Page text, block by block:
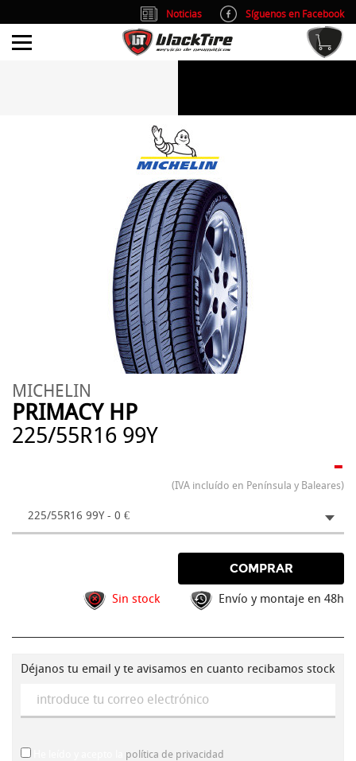
MICHELIN
PRIMACY HP
225/55R16 99Y
-
(IVA incluído en Península y Baleares)
225/55R16 99Y - 0 €
COMPRAR
Sin stock Envío y montaje en 48h
Déjanos tu email y te avisamos en cuanto recibamos stock
política de privacidad
Noticias
Síguenos en Facebook
info@blacktire.es
Atención al cliente: L/V 9:00-14:00 y 15:00-19:00